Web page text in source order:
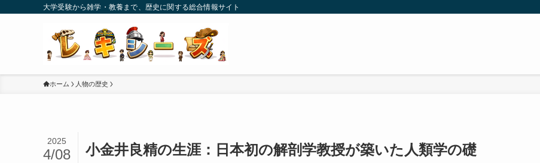
大学受験から雑学・教養まで、歴史に関する総合情報サイト
ホーム 人物の歴史
小金井良精の生涯：日本初の解剖学教授が築いた人類学の礎
2025
4/08